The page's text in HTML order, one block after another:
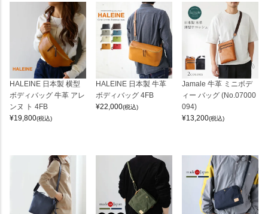
HALEINE 日本製 横型
ボディバッグ 牛革 アレ
ンヌ ト 4FB
¥19,800(税込)
HALEINE 日本製 牛革
ボディバッグ 4FB
¥22,000(税込)
Jamale 牛革 ミニボデ
ィー バッグ (No.07000
094)
¥13,200(税込)